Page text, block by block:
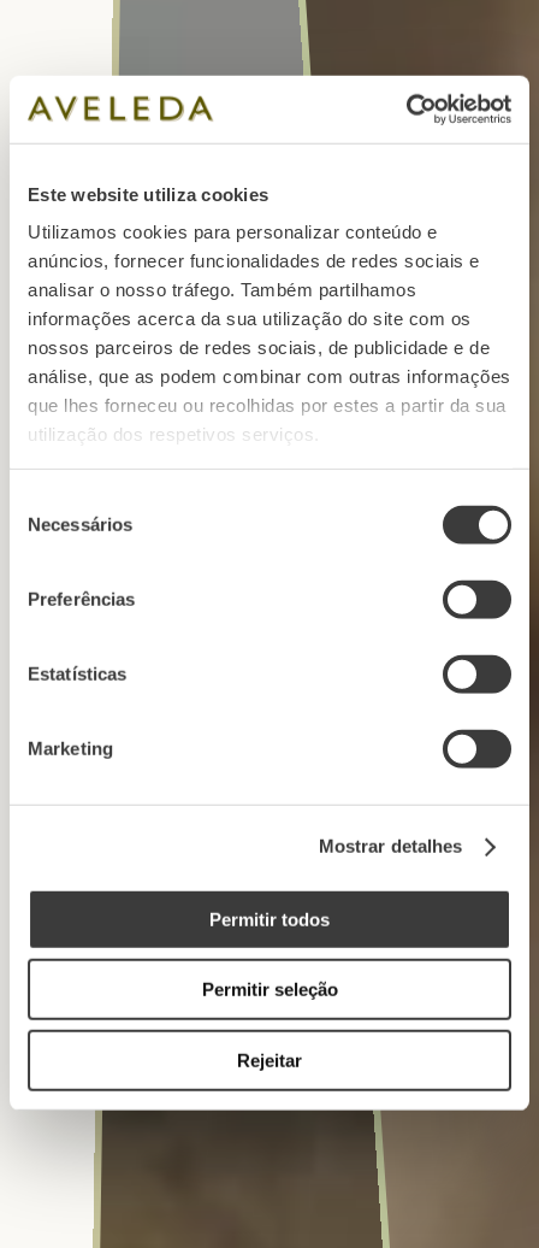
Este website utiliza cookies
Utilizamos cookies para personalizar conteúdo e
anúncios, fornecer funcionalidades de redes sociais e
analisar o nosso tráfego. Também partilhamos
informações acerca da sua utilização do site com os
nossos parceiros de redes sociais, de publicidade e de
análise, que as podem combinar com outras informações
que lhes forneceu ou recolhidas por estes a partir da sua
utilização dos respetivos serviços.
Necessários
Preferências
Estatísticas
Marketing
Mostrar detalhes
Permitir todos
Permitir seleção
Rejeitar